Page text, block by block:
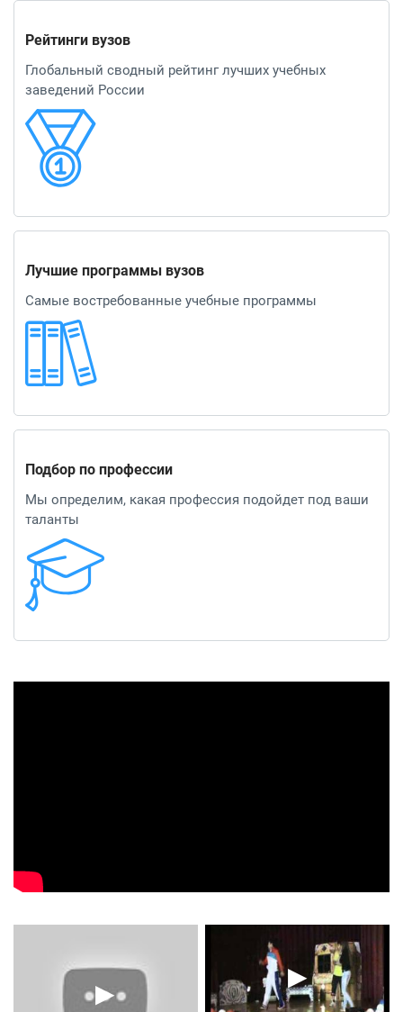
Рейтинги вузов
Глобальный сводный рейтинг лучших учебных
заведений России
Лучшие программы вузов
Самые востребованные учебные программы
Подбор по профессии
Мы определим, какая профессия подойдет под ваши
таланты
▶
▶